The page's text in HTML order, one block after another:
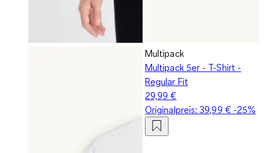
Multipack
Multipack 5er - T-Shirt -
Regular Fit
29,99 €
Originalpreis:39,99 €-25%